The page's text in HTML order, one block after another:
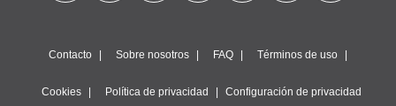
Contacto Sobre nosotros FAQ Términos de uso
Cookies Política de privacidad Configuración de privacidad